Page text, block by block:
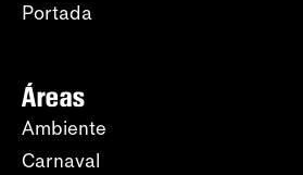
Portada
Áreas
Ambiente
Carnaval